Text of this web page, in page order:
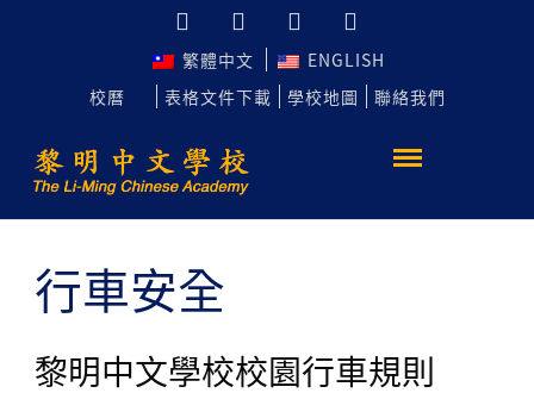
繁體中文
ENGLISH
校曆
表格文件下載 學校地圖 聯絡我們
行車安全
黎明中文學校校園行車規則